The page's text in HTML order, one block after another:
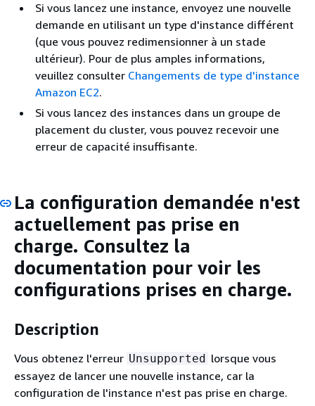
Si vous lancez une instance, envoyez une nouvelle
demande en utilisant un type d'instance différent
(que vous pouvez redimensionner à un stade
ultérieur). Pour de plus amples informations,
veuillez consulter Changements de type d'instance
Amazon EC2.
Si vous lancez des instances dans un groupe de
placement du cluster, vous pouvez recevoir une
erreur de capacité insuffisante.
La configuration demandée n'est
actuellement pas prise en
charge. Consultez la
documentation pour voir les
configurations prises en charge.
Description
Vous obtenez l'erreur Unsupported lorsque vous
essayez de lancer une nouvelle instance, car la
configuration de l'instance n'est pas prise en charge.